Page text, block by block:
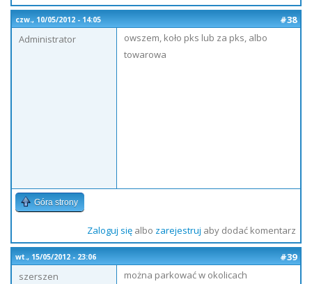
czw., 10/05/2012 - 14:05
#38
Administrator
owszem, koło pks lub za pks, albo
towarowa
Góra strony
Zaloguj sięalbo zarejestruj aby dodać komentarz
wt., 15/05/2012 - 23:06
#39
szerszen
można parkować w okolicach